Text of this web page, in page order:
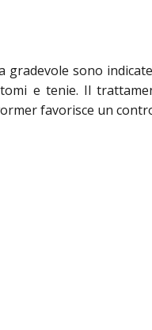
gradevole sono
e tenie. Il
favorisce un